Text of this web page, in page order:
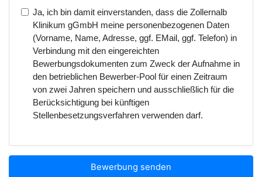
Ja, ich bin damit einverstanden, dass die Zollernalb
Klinikum gGmbH meine personenbezogenen Daten
(Vorname, Name, Adresse, ggf. EMail, ggf. Telefon) in
Verbindung mit den eingereichten
Bewerbungsdokumenten zum Zweck der Aufnahme in
den betrieblichen Bewerber-Pool für einen Zeitraum
von zwei Jahren speichern und ausschließlich für die
Berücksichtigung bei künftigen
Stellenbesetzungsverfahren verwenden darf.